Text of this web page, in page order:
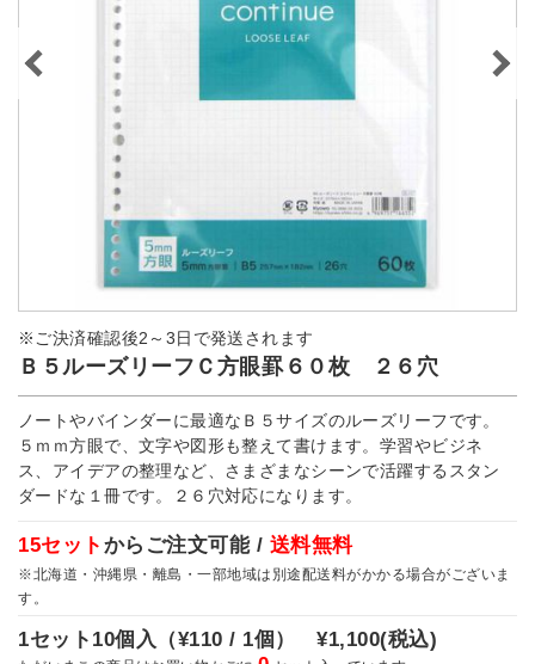
※ご決済確認後2～3日で発送されます
Ｂ５ルーズリーフＣ方眼罫６０枚 ２６穴
ノートやバインダーに最適なＢ５サイズのルーズリーフです。
５ｍｍ方眼で、文字や図形も整えて書けます。学習やビジネ
ス、アイデアの整理など、さまざまなシーンで活躍するスタン
ダードな１冊です。２６穴対応になります。
15セット からご注文可能 / 送料無料
※北海道・沖縄県・離島・一部地域は別途配送料がかかる場合がございま
す。
1セット10個入（¥110 / 1個）¥1,100(税込)